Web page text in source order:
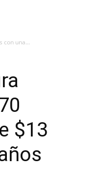
con una...
$13